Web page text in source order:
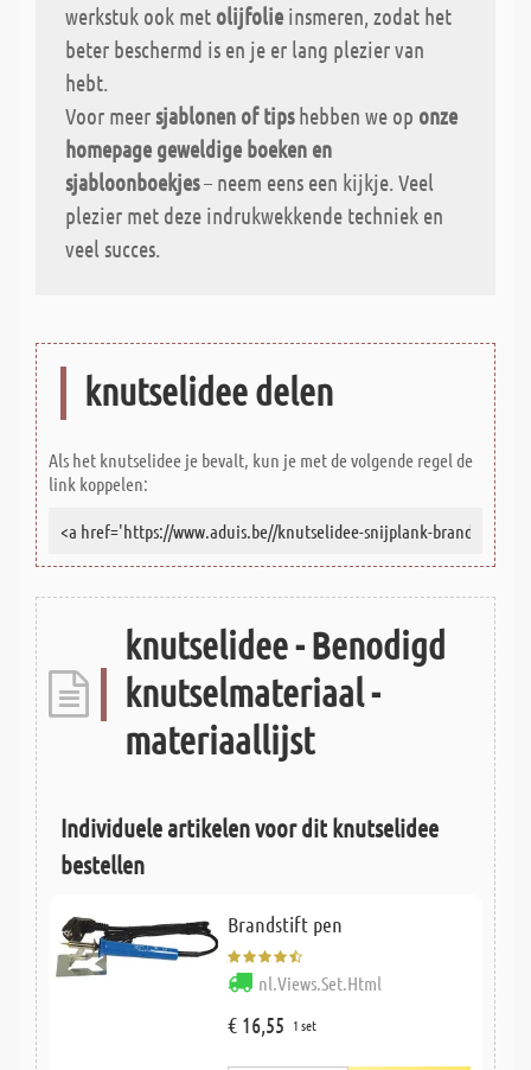
werkstuk ook met olijfolie insmeren, zodat het
beter beschermd is en je er lang plezier van
hebt.
Voor meer sjablonen of tipshebben we op onze
homepage geweldige boeken en
sjabloonboekjes– neem eens een kijkje. Veel
plezier met deze indrukwekkende techniek en
veel succes.
knutselidee delen
Als het knutselidee je bevalt, kun je met de volgende regel de
link koppelen:
knutselidee - Benodigd
knutselmateriaal -
materiaallijst
Individuele artikelen voor dit knutselidee
bestellen
Brandstift pen
nl.Views.Set.Html
€ 16,55 1 set